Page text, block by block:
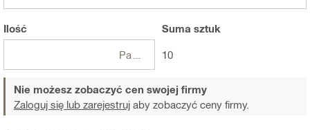
Ilość Suma sztuk
10
Nie możesz zobaczyć cen swojej firmy
Zaloguj się lub zarejestruj aby zobaczyć ceny firmy.